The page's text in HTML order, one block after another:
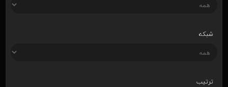
شبکه
ترتیب